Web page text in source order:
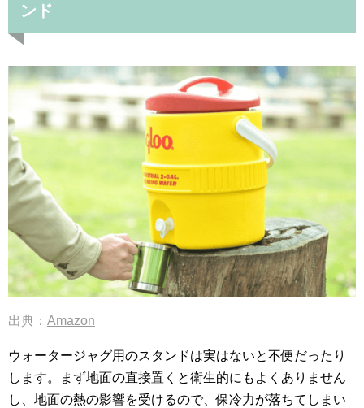
ンド
出典： Amazon
ウォータージャグ用のスタンドは実はないと不便だったり
します。まず地面の直接置くと衛生的にもよくありません
し、地面の熱の影響を受けるので、保冷力が落ちてしまい